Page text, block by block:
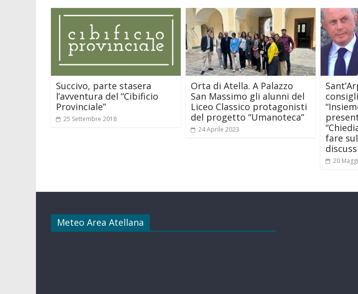
Succivo, parte stasera
l’avventura del “Cibificio
Provinciale”
25 Settembre 2018
Orta di Atella. A Palazzo
San Massimo gli alunni del
Liceo Classico protagonisti
del progetto “Umanoteca”
24 Aprile 2023
fare
20
Meteo Area Atellana